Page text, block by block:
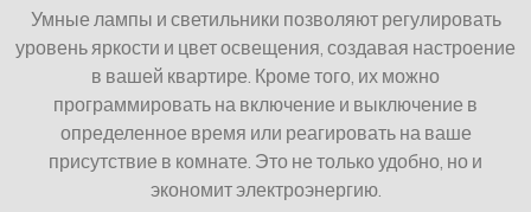
Умные лампы и светильники позволяют регулировать
уровень яркости и цвет освещения, создавая настроение
в вашей квартире. Кроме того, их можно
программировать на включение и выключение в
определенное время или реагировать на ваше
присутствие в комнате. Это не только удобно, но и
экономит электроэнергию.